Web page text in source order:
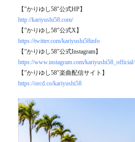
【”かりゆし58″公式HP】
http://kariyushi58.com/
【”かりゆし58”公式X】
https://twitter.com/kariyushi58info
【”かりゆし58”公式Instagram】
https://www.instagram.com/kariyushi58_official/
【”かりゆし58″楽曲配信サイト】
https://orcd.co/kariyushi58